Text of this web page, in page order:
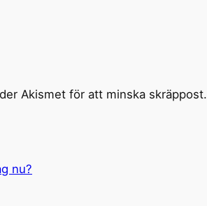
Akismet för att minska skräppost.
nu?